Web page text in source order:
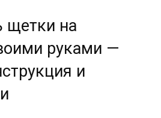
щетки на
руками —
и